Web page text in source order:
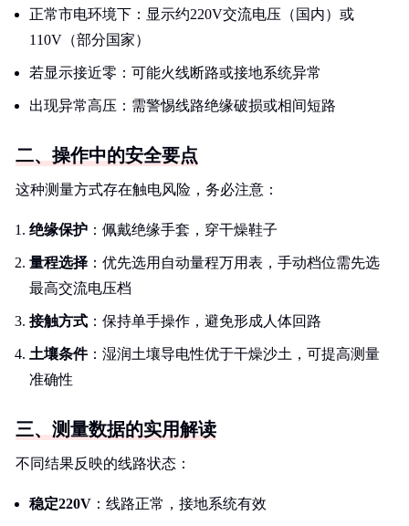
正常市电环境下：显示约220V交流电压（国内）或
110V（部分国家）
若显示接近零：可能火线断路或接地系统异常
出现异常高压：需警惕线路绝缘破损或相间短路
二、操作中的安全要点
这种测量方式存在触电风险，务必注意：
绝缘保护 ：佩戴绝缘手套，穿干燥鞋子
量程选择 ：优先选用自动量程万用表，手动档位需先选
最高交流电压档
接触方式 ：保持单手操作，避免形成人体回路
土壤条件：湿润土壤导电性优于干燥沙土，可提高测量
准确性
三、测量数据的实用解读
不同结果反映的线路状态：
稳定220V ：线路正常，接地系统有效